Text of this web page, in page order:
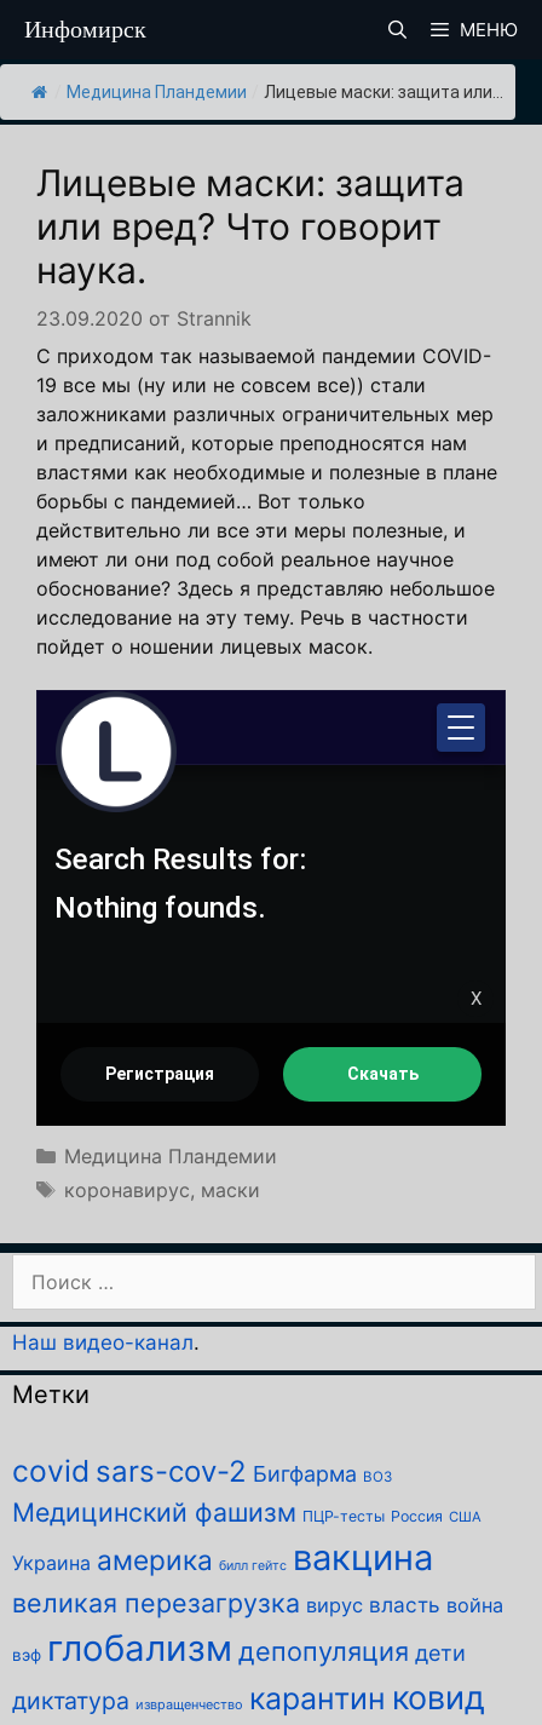
содержимому
Инфомирск МЕНЮ
Медицина Пландемии Лицевые маски: защита или...
Лицевые маски: защита
или вред? Что говорит
наука.
23.09.2020 от Strannik
С приходом так называемой пандемии COVID-
19 все мы (ну или не совсем все)) стали
заложниками различных ограничительных мер
и предписаний, которые преподносятся нам
властями как необходимые и полезные в плане
борьбы с пандемией… Вот только
действительно ли все эти меры полезные, и
имеют ли они под собой реальное научное
обоснование? Здесь я представляю небольшое
исследование на эту тему. Речь в частности
пойдет о ношении лицевых масок.
Рубрики
Медицина Пландемии
Метки
коронавирус, маски
Наш видео-канал.
Метки
covid sars-cov-2 Бигфарма ВОЗ
Медицинский фашизм ПЦР-тесты Россия США
Украина америка билл гейтс вакцина
великая перезагрузка вирус власть война
вэф глобализм депопуляция дети
диктатура извращенчество карантин ковид